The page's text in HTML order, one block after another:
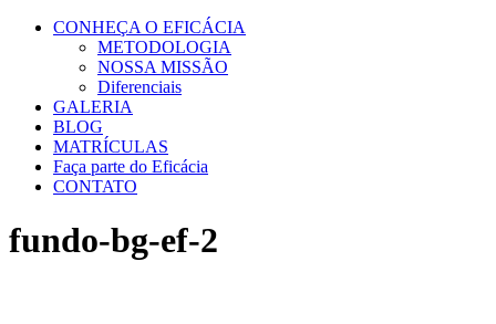
CONHEÇA O EFICÁCIA
METODOLOGIA
NOSSA MISSÃO
Diferenciais
GALERIA
BLOG
MATRÍCULAS
Faça parte do Eficácia
CONTATO
fundo-bg-ef-2